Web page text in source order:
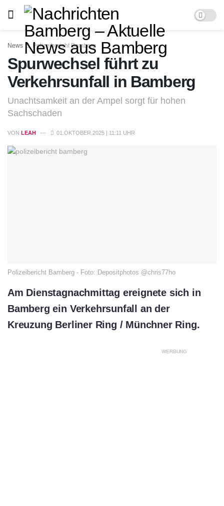
News Polizeibericht Bamberg
Spurwechsel führt zu
Verkehrsunfall in Bamberg
Unachtsamkeit an der Ampel sorgt für hohen
Sachschaden
VON LEAH 01.OKTOBER.2025 | 11:11 UHR
Polizeibericht Bamberg - Foto: Depositphotos @chris77ho
Am Dienstagnachmittag ereignete sich in
Bamberg ein Verkehrsunfall an der
Kreuzung Berliner Ring / Münchner Ring.
WERBUNG